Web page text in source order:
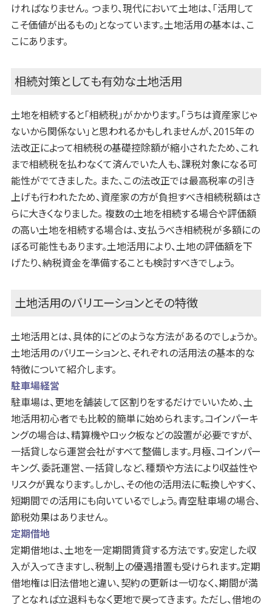
ければなりません。 つまり、現代において土地は、「活用して
こそ価値が出るもの」となっています。土地活用の基本は、こ
こにあります。
相続対策としても有効な土地活用
土地を相続すると「相続税」がかかります。「うちは資産家じゃ
ないから関係ない」と思われるかもしれませんが、2015年の
法改正によって相続税の基礎控除額が縮小されたため、これ
まで相続税を払わなくて済んでいた人も、課税対象になる可
能性がでてきました。 また、この法改正では最高税率の引き
上げも行われたため、資産家の方が負担すべき相続税額はさ
らに大きくなりました。 複数の土地を相続する場合や評価額
の高い土地を相続する場合は、支払うべき相続税が多額にの
ぼる可能性もあります。土地活用により、土地の評価額を下
げたり、納税資金を準備することも検討すべきでしょう。
土地活用のバリエーションとその特徴
土地活用とは、具体的にどのような方法があるのでしょうか。
土地活用のバリエーションと、それぞれの活用法の基本的な
特徴について紹介します。
駐車場経営
駐車場は、更地を舗装して区割りをするだけでいいため、土
地活用初心者でも比較的簡単に始められます。コインパーキ
ングの場合は、精算機やロック板などの設置が必要ですが、
一括貸しなら運営会社がすべて整備します。月極、コインパー
キング、委託運営、一括貸しなど、種類や方法により収益性や
リスクが異なります。しかし、その他の活用法に転換しやすく、
短期間での活用にも向いているでしょう。青空駐車場の場合、
節税効果はありません。
定期借地
定期借地は、土地を一定期間賃貸する方法です。安定した収
入が入ってきますし、税制上の優遇措置も受けられます。定期
借地権は旧法借地と違い、契約の更新は一切なく、期間が満
了となれば立退料もなく更地で戻ってきます。 ただし、借地の